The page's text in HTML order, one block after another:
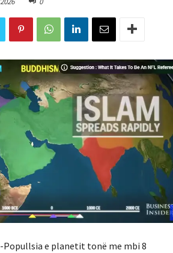
-Popullsia e planetit tonë me mbi 8